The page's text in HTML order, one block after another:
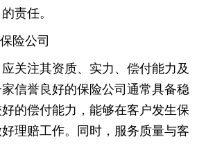
责任。
险公司
关注其资质、实力、偿付能力及
信誉良好的保险公司通常具备稳
的偿付能力，能够在客户发生保
理赔工作。同时，服务质量与客